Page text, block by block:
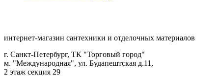
интернет-магазин сантехники и отделочных материалов
г. Санкт-Петербург, ТК "Торговый город"
м. "Международная", ул. Будапештская д.11,
2 этаж секция 29